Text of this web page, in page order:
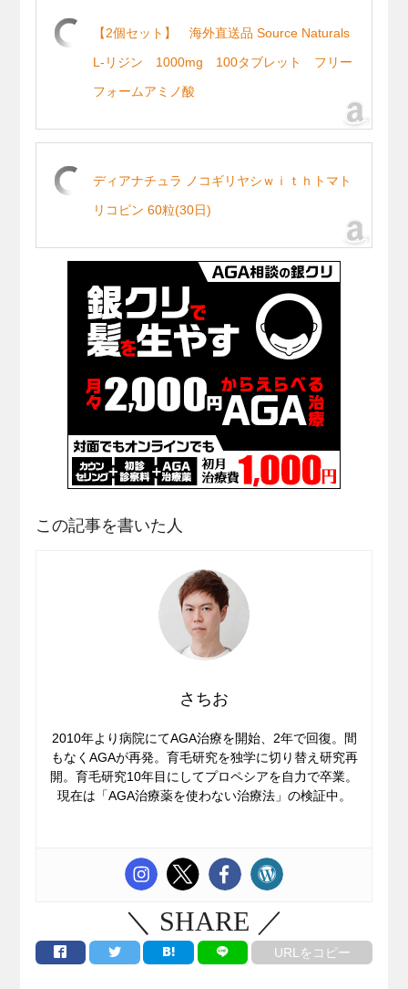
【2個セット】 海外直送品 Source Naturals
L-リジン 1000mg 100タブレット フリー
フォームアミノ酸
ディアナチュラ ノコギリヤシｗｉｔｈトマト
リコピン 60粒(30日)
この記事を書いた人
さちお
2010年より病院にてAGA治療を開始、2年で回復。間
もなくAGAが再発。育毛研究を独学に切り替え研究再
開。育毛研究10年目にしてプロペシアを自力で卒業。
現在は「AGA治療薬を使わない治療法」の検証中。
＼ SHARE ／
URLをコピー